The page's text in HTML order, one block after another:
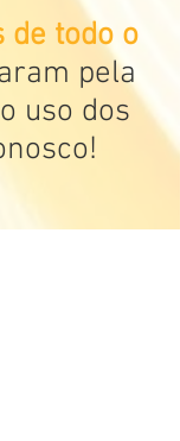
de todo o
pela
uso dos